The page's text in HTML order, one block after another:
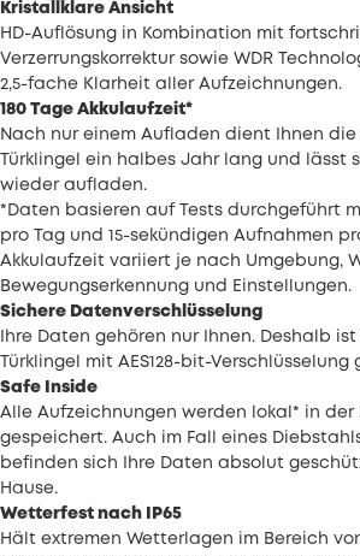
Kristallklare Ansicht
HD-Auflösung in Kombination mit
Verzerrungskorrektur sowie WDR
2,5-fache Klarheit aller Aufzeichnungen.
180 Tage Akkulaufzeit*
Nach nur einem Aufladen dient Ihnen
Türklingel ein halbes Jahr lang und lässt
wieder aufladen.
*Daten basieren auf Tests durchgeführt
pro Tag und 15-sekündigen Aufnahmen
Akkulaufzeit variiert je nach Umgebung,
Bewegungserkennung und Einstellungen.
Sichere Datenverschlüsselung
Ihre Daten gehören nur Ihnen. Deshalb
Türklingel mit AES128-bit-Verschlüsselung
Safe Inside
Alle Aufzeichnungen werden lokal* in der
gespeichert. Auch im Fall eines
befinden sich Ihre Daten absolut
Hause.
Wetterfest nach IP65
Hält extremen Wetterlagen im Bereich von